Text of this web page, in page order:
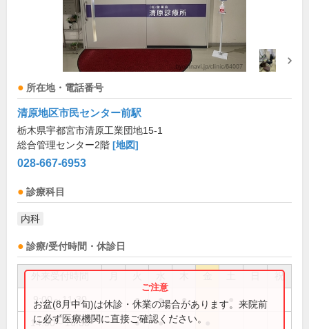
所在地・電話番号
清原地区市民センター前駅
栃木県宇都宮市清原工業団地15-1
総合管理センター2階 [地図]
028-667-6953
診療科目
内科
診療/受付時間・休診日
祝
9:00～11:30 ● ● ●
14:00～16:30 ● ●
お盆(8月中旬)は休診・休業の場合があります。来院前
に必ず医療機関に直接ご確認ください。